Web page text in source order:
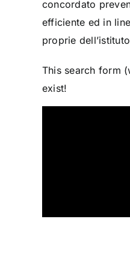
concordato
efficiente ed in
proprie
This search form
exist!